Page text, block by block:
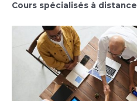
Cours spécialisés à distance